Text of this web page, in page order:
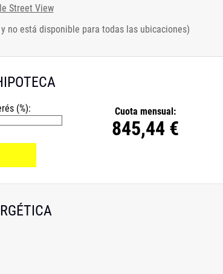
Street View
no está disponible para todas las ubicaciones)
(%): Cuota mensual:
845,44 €